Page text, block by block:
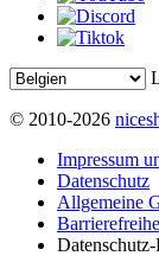
© 2010-2026
Impressum
Datenschutz
Allgemeine